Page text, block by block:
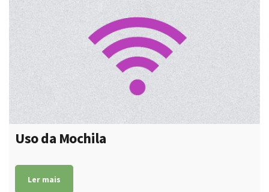
Uso da Mochila
Ler mais